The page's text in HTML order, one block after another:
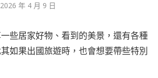
2026 年 4 月 9 日
些居家好物、看到的美景，還有各種
如果出國旅遊時，也會想要帶些特別